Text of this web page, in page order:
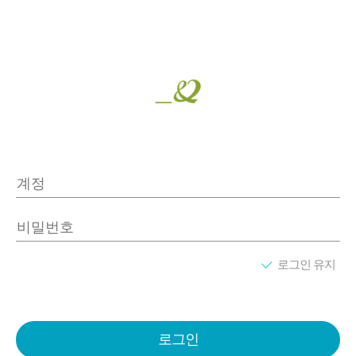
로그인 유지